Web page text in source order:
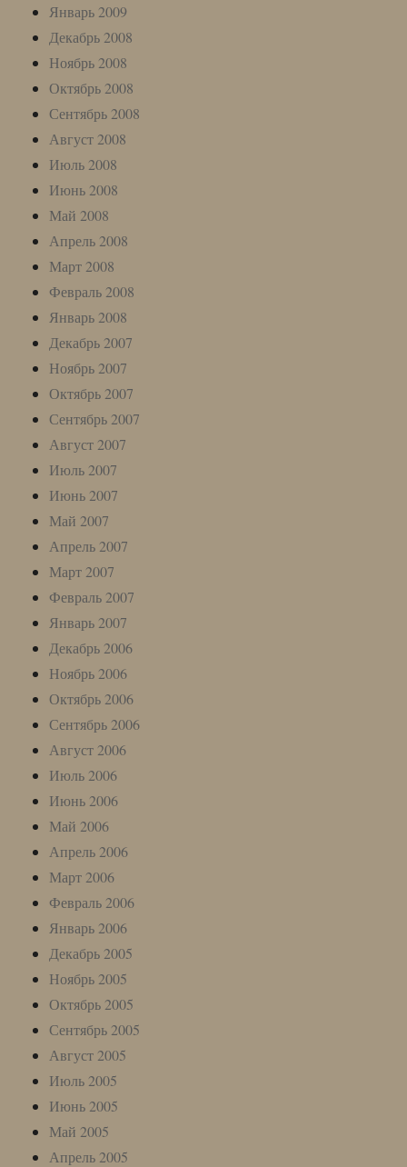
Январь 2009
Декабрь 2008
Ноябрь 2008
Октябрь 2008
Сентябрь 2008
Август 2008
Июль 2008
Июнь 2008
Май 2008
Апрель 2008
Март 2008
Февраль 2008
Январь 2008
Декабрь 2007
Ноябрь 2007
Октябрь 2007
Сентябрь 2007
Август 2007
Июль 2007
Июнь 2007
Май 2007
Апрель 2007
Март 2007
Февраль 2007
Январь 2007
Декабрь 2006
Ноябрь 2006
Октябрь 2006
Сентябрь 2006
Август 2006
Июль 2006
Июнь 2006
Май 2006
Апрель 2006
Март 2006
Февраль 2006
Январь 2006
Декабрь 2005
Ноябрь 2005
Октябрь 2005
Сентябрь 2005
Август 2005
Июль 2005
Июнь 2005
Май 2005
Апрель 2005